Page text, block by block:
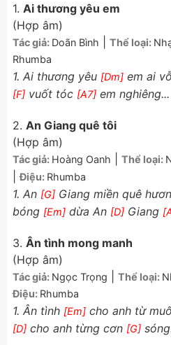
1. Ai thương yêu em
(Hợp âm)
Tác giả: Doãn Bình Thể loại:
Rhumba
1. Ai thương yêu [Dm] em ai
[F] vuốt tóc [A7] em nghiêng...
2. An Giang quê tôi
(Hợp âm)
Tác giả: Hoàng Oanh Thể loại:
|Điệu: Rhumba
1. An [G] Giang miền quê
bóng [Em] dừa An [D] Giang
3. Ân tình mong manh
(Hợp âm)
Tác giả: Ngọc Trọng Thể loại:
Điệu: Rhumba
1. Ân tình [Em] cho anh từ
[D] cho anh từng cơn [G]